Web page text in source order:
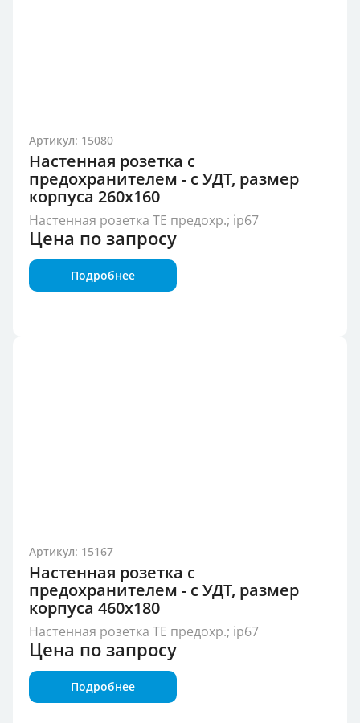
Артикул: 15080
Настенная розетка с
предохранителем - с УДТ, размер
корпуса 260x160
Настенная розетка TE предохр.; ip67
Цена по запросу
Подробнее
Артикул: 15167
Настенная розетка с
предохранителем - с УДТ, размер
корпуса 460x180
Настенная розетка TE предохр.; ip67
Цена по запросу
Подробнее